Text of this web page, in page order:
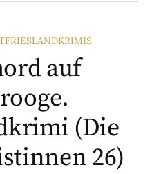
auf
(Die
26)